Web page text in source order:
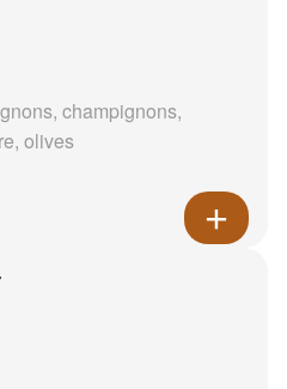
champignons,
olives